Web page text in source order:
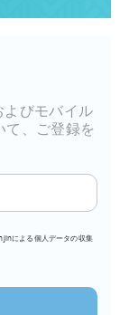
びモバイル
て、ご登録を
による個人データの収集